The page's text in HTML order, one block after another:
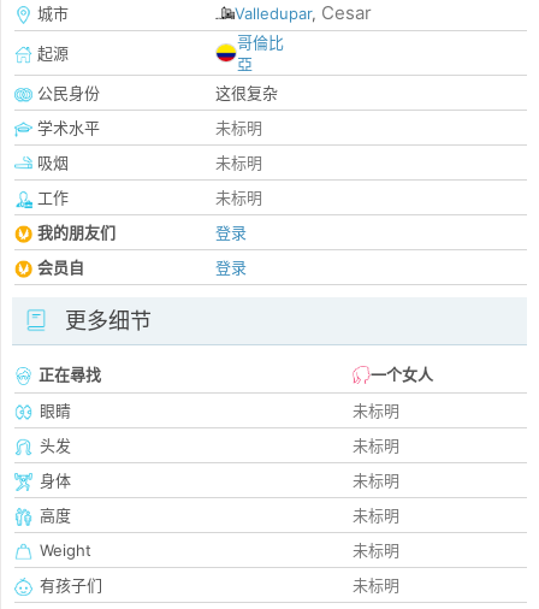
城市
Valledupar, Cesar
起源
哥倫比
亞
公民身份
这很复杂
学术水平
未标明
吸烟
未标明
工作
未标明
我的朋友们
登录
会员自
登录
更多细节
正在尋找
一个女人
眼睛
未标明
头发
未标明
身体
未标明
高度
未标明
Weight
未标明
有孩子们
未标明